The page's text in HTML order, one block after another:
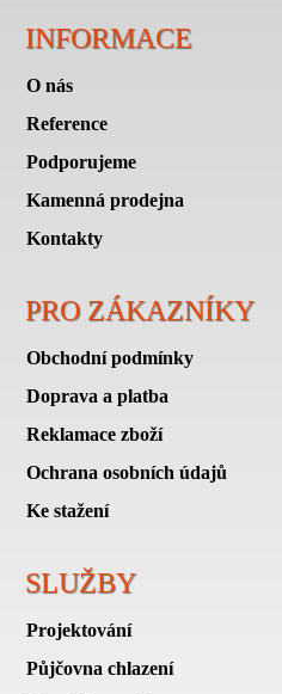
INFORMACE
O nás
Reference
Podporujeme
Kamenná prodejna
Kontakty
PRO ZÁKAZNÍKY
Obchodní podmínky
Doprava a platba
Reklamace zboží
Ochrana osobních údajů
Ke stažení
SLUŽBY
Projektování
Půjčovna chlazení